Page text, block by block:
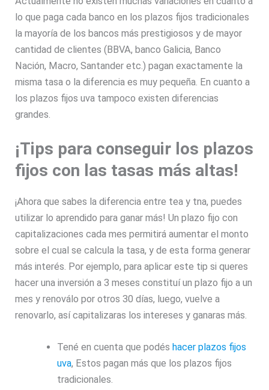
lo que paga cada banco en los plazos fijos tradicionales
la mayoría de los bancos más prestigiosos y de mayor
cantidad de clientes (BBVA, banco Galicia, Banco
Nación, Macro, Santander etc.) pagan exactamente la
misma tasa o la diferencia es muy pequeña. En cuanto a
los plazos fijos uva tampoco existen diferencias
grandes.
¡Tips para conseguir los plazos
fijos con las tasas más altas!
¡Ahora que sabes la diferencia entre tea y tna, puedes
utilizar lo aprendido para ganar más! Un plazo fijo con
capitalizaciones cada mes permitirá aumentar el monto
sobre el cual se calcula la tasa, y de esta forma generar
más interés. Por ejemplo, para aplicar este tip si queres
hacer una inversión a 3 meses constituí un plazo fijo a un
mes y renoválo por otros 30 días, luego, vuelve a
renovarlo, así capitalizaras los intereses y ganaras más.
Tené en cuenta que podés hacer plazos fijos
uva, Estos pagan más que los plazos fijos
tradicionales.